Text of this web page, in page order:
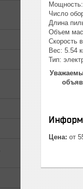
Число
Длина
Объем
Скорость
Вес: 5.54
Тип:
Цена: от